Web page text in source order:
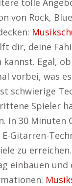
tolle
von Rock,
dir, deine
Egal,
vorbei, was
schwierige
Spieler
In 30 Minuten
Gitarren-
zu
einbauen